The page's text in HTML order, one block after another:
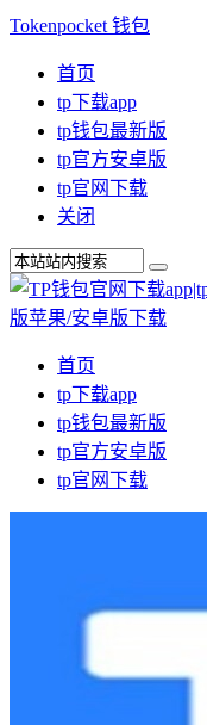
Tokenpocket 钱包
首页
tp下载app
tp钱包最新版
tp官方安卓版
tp官网下载
关闭
首页
tp下载app
tp钱包最新版
tp官方安卓版
tp官网下载